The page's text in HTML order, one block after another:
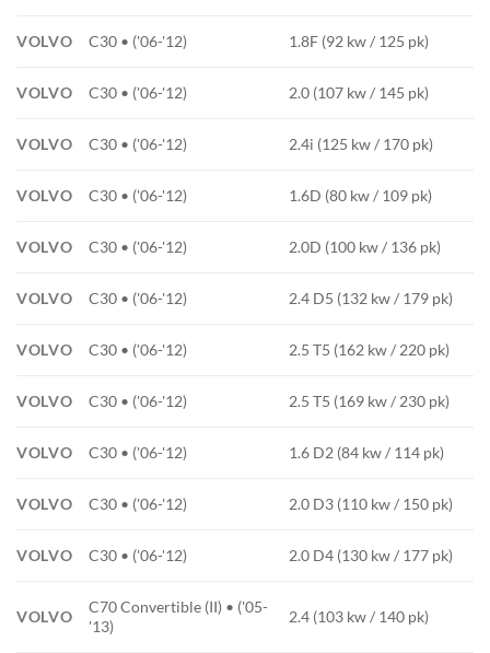
VOLVO C30 • ('06-'12) 1.8F (92 kw / 125 pk)
VOLVO C30 • ('06-'12) 2.0 (107 kw / 145 pk)
VOLVO C30 • ('06-'12) 2.4i (125 kw / 170 pk)
VOLVO C30 • ('06-'12) 1.6D (80 kw / 109 pk)
VOLVO C30 • ('06-'12) 2.0D (100 kw / 136 pk)
VOLVO C30 • ('06-'12) 2.4 D5 (132 kw / 179 pk)
VOLVO C30 • ('06-'12) 2.5 T5 (162 kw / 220 pk)
VOLVO C30 • ('06-'12) 2.5 T5 (169 kw / 230 pk)
VOLVO C30 • ('06-'12) 1.6 D2 (84 kw / 114 pk)
VOLVO C30 • ('06-'12) 2.0 D3 (110 kw / 150 pk)
VOLVO C30 • ('06-'12) 2.0 D4 (130 kw / 177 pk)
VOLVO
C70 Convertible (II) • ('05-
'13)
2.4 (103 kw / 140 pk)